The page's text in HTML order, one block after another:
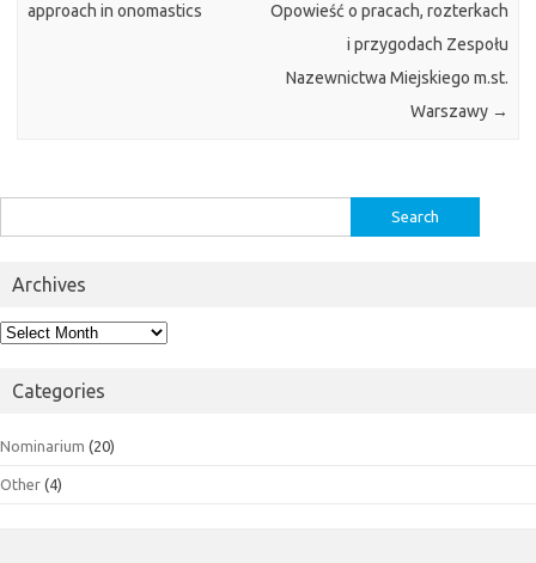
approach in onomastics
Opowieść o pracach, rozterkach
i przygodach Zespołu
Nazewnictwa Miejskiego m.st.
Warszawy →
for:
Archives
Archives
Categories
Nominarium (20)
Other (4)